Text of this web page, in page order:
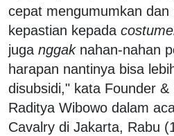
cepat mengumumkan dan
kepastian kepada
juga nggaknahan-nahan
harapan nantinya bisa
disubsidi," kata Founder
Raditya Wibowo dalam
Cavalry di Jakarta, Rabu